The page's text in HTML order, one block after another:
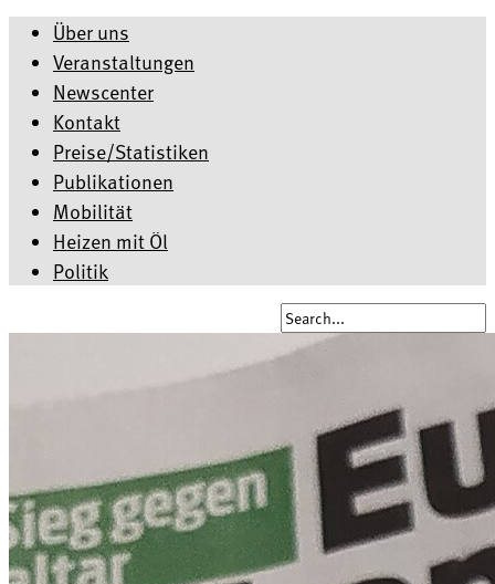
Über uns
Veranstaltungen
Newscenter
Kontakt
Preise/Statistiken
Publikationen
Mobilität
Heizen mit Öl
Politik